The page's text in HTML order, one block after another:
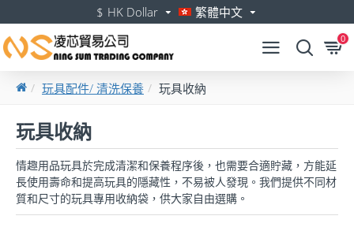
$ HK Dollar 繁體中文
0
玩具配件/ 清洗保養 玩具收納
玩具收納
情趣用品玩具於完成清潔和保養程序後，也需要合適貯藏，方能延
長使用壽命和提高玩具的隱藏性，不易被人發現。我們提供不同材
質和尺寸的玩具專用收納袋，供大家自由選購。